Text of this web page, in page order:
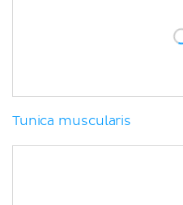
Tunica muscularis